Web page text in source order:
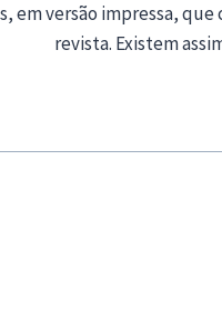
em versão impressa,
revista. Existem